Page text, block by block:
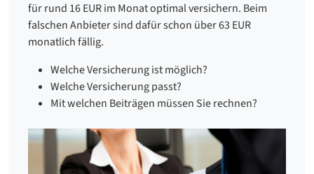
für rund 16 EUR im Monat optimal versichern. Beim
falschen Anbieter sind dafür schon über 63 EUR
monatlich fällig.
Welche Versicherung ist möglich?
Welche Versicherung passt?
Mit welchen Beiträgen müssen Sie rechnen?